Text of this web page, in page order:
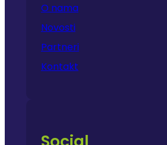
O nama
Novosti
Partneri
Kontakt